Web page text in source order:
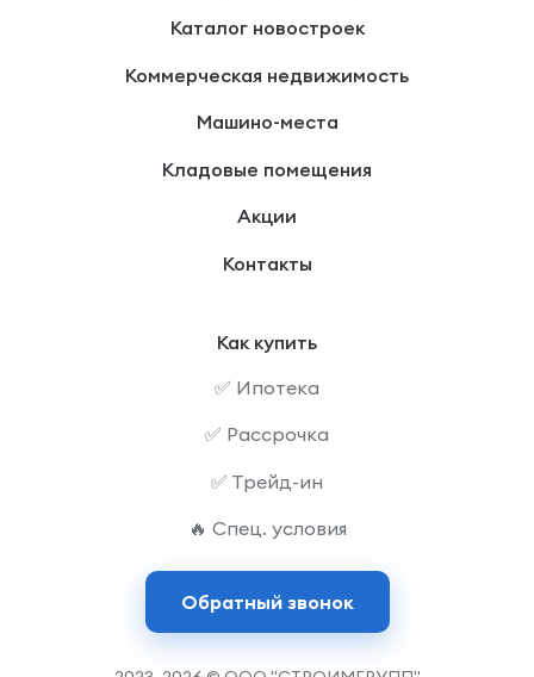
Каталог новостроек
Коммерческая недвижимость
Машино-места
Кладовые помещения
Акции
Контакты
Как купить
✅ Ипотека
✅ Рассрочка
✅ Трейд-ин
🔥 Спец. условия
Обратный звонок